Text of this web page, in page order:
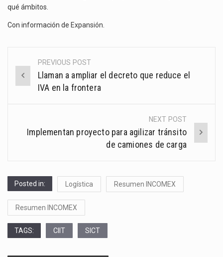
qué ámbitos.
Con información de Expansión
Post
navigation
PREVIOUS POST
Llaman a ampliar el decreto que reduce el
IVA en la frontera
NEXT POST
Implementan proyecto para agilizar tránsito
de camiones de carga
Posted in: Logística Resumen INCOMEX
Resumen INCOMEX
TAGS: CIIT SICT